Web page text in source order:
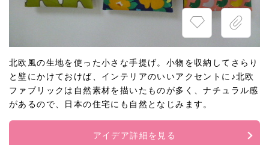
北欧風の生地を使った小さな手提げ。小物を収納してさらり
と壁にかけておけば、インテリアのいいアクセントに♪北欧
ファブリックは自然素材を描いたものが多く、ナチュラル感
があるので、日本の住宅にも自然となじみます。
アイデア詳細を見る